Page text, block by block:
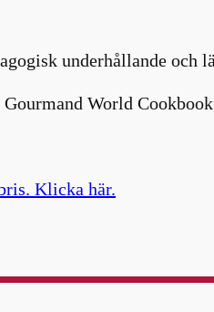
underhållande och
World
Klicka här.